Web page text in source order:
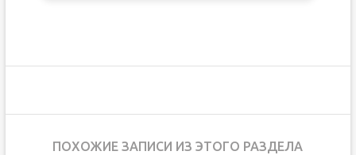
ПОХОЖИЕ ЗАПИСИ ИЗ ЭТОГО РАЗДЕЛА